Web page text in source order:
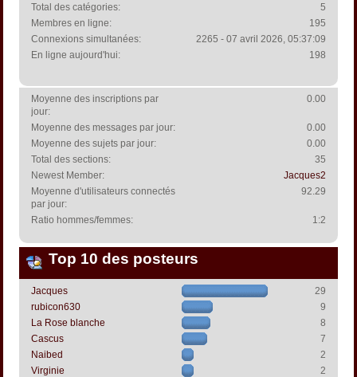
Total des catégories:
5
Membres en ligne:
195
Connexions simultanées:
2265 - 07 avril 2026, 05:37:09
En ligne aujourd'hui:
198
Moyenne des inscriptions par
jour:
0.00
Moyenne des messages par jour:
0.00
Moyenne des sujets par jour:
0.00
Total des sections:
35
Newest Member:
Jacques2
Moyenne d'utilisateurs connectés
par jour:
92.29
Ratio hommes/femmes: 1:2
Top 10 des posteurs
Jacques
29
rubicon630
9
La Rose blanche
8
Cascus
7
Naibed
2
Virginie
2